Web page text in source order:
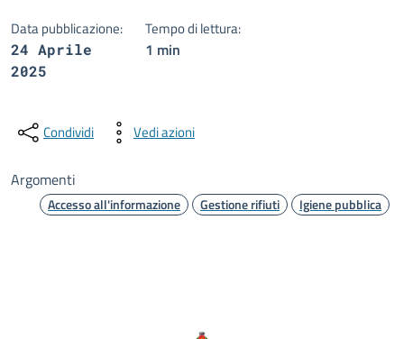
Data pubblicazione:
24 Aprile
2025
Tempo di lettura:
1 min
Condividi Vedi azioni
Argomenti
Accesso all'informazione Gestione rifiuti Igiene pubblica